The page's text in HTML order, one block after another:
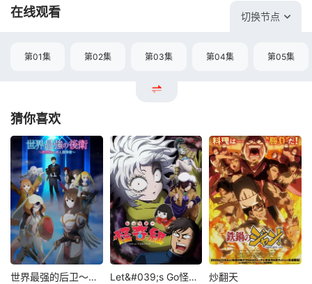
在线观看 切换节点
第01集 第02集 第03集 第04集 第05集
猜你喜欢
世界最强的后卫～迷宫国的新人探索者～ Let&#039;s Go怪奇组 炒翻天